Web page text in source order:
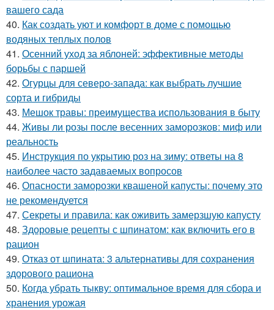
вашего сада
40. Как создать уют и комфорт в доме с помощью
водяных теплых полов
41. Осенний уход за яблоней: эффективные методы
борьбы с паршей
42. Огурцы для северо-запада: как выбрать лучшие
сорта и гибриды
43. Мешок травы: преимущества использования в быту
44. Живы ли розы после весенних заморозков: миф или
реальность
45. Инструкция по укрытию роз на зиму: ответы на 8
наиболее часто задаваемых вопросов
46. Опасности заморозки квашеной капусты: почему это
не рекомендуется
47. Секреты и правила: как оживить замерзшую капусту
48. Здоровые рецепты с шпинатом: как включить его в
рацион
49. Отказ от шпината: 3 альтернативы для сохранения
здорового рациона
50. Когда убрать тыкву: оптимальное время для сбора и
хранения урожая